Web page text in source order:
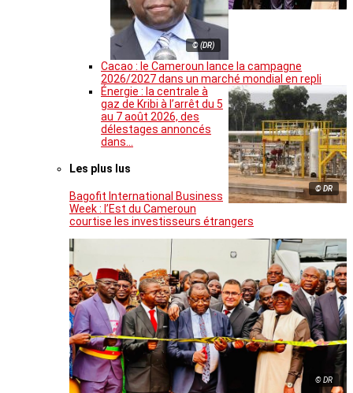
© (DR)
Cacao : le Cameroun lance la campagne
2026/2027 dans un marché mondial en repli
© DR
Énergie : la centrale à
gaz de Kribi à l’arrêt du 5
au 7 août 2026, des
délestages annoncés
dans…
Les plus lus
Bagofit International Business
Week : l’Est du Cameroun
courtise les investisseurs étrangers
© DR